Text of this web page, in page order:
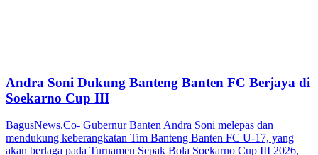
Andra Soni Dukung Banteng Banten FC Berjaya di
Soekarno Cup III
BagusNews.Co- Gubernur Banten Andra Soni melepas dan
mendukung keberangkatan Tim Banteng Banten FC U-17, yang
akan berlaga pada Turnamen Sepak Bola Soekarno Cup III 2026,